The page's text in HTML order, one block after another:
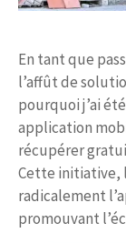
En tant que
l’affût de
pourquoi j’ai
application
récupérer
Cette initiative,
radicalement
promouvant